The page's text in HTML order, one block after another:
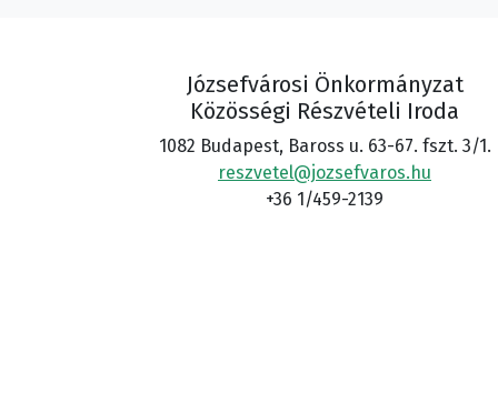
Józsefvárosi Önkormányzat
Közösségi Részvételi Iroda
1082 Budapest, Baross u. 63-67. fszt. 3/1.
reszvetel@jozsefvaros.hu
+36 1/459-2139